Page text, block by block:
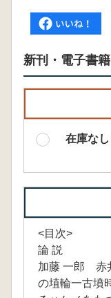
新刊・電子書籍
在庫なし
<目次>
論 説
加藤 一郎 赤
の埴輪一古墳